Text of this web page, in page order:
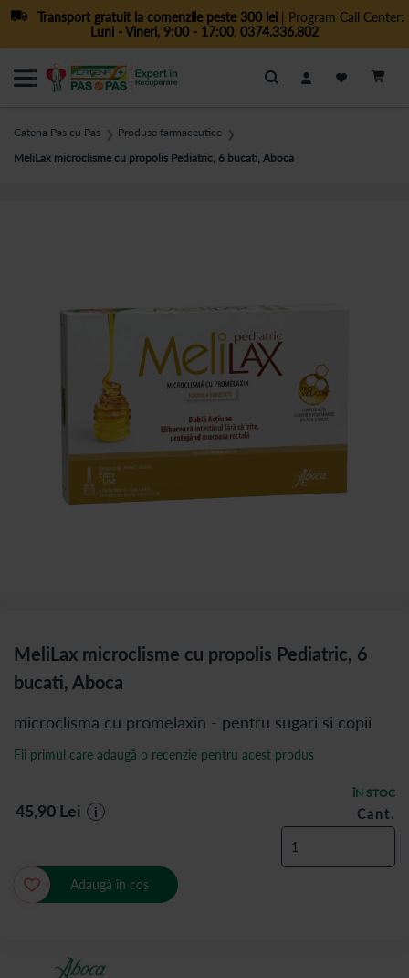
Transport gratuit la comenzile peste 300 lei| Program Call Center:
Luni - Vineri, 9:00 - 17:00, 0374.336.802
Cautare
Catena Pas cu Pas ❯ Produse farmaceutice ❯
MeliLax microclisme cu propolis Pediatric, 6 bucati, Aboca
MeliLax microclisme cu propolis Pediatric, 6
bucati, Aboca
microclisma cu promelaxin - pentru sugari si copii
ÎN STOC
Fii primul care adaugă o recenzie pentru acest produs
45,90 Lei i Cant.
Adaugă în coș